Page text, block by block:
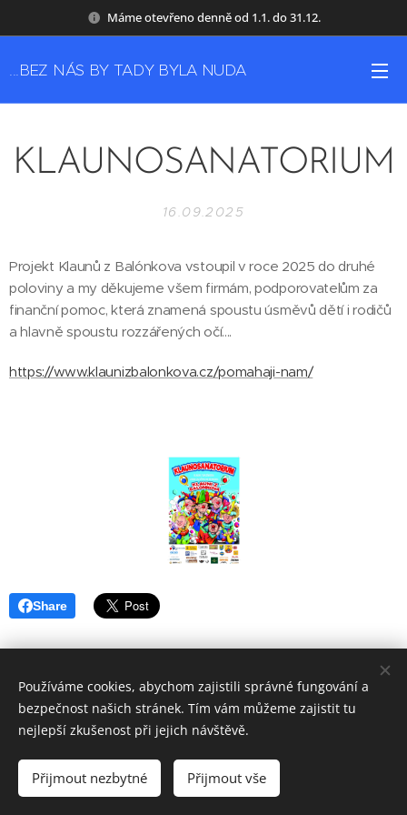
Máme otevřeno denně od 1.1. do 31.12.
...BEZ NÁS BY TADY BYLA NUDA
KLAUNOSANATORIUM
16.09.2025
Projekt Klaunů z Balónkova vstoupil v roce 2025 do druhé
poloviny a my děkujeme všem firmám, podporovatelům za
finanční pomoc, která znamená spoustu úsměvů dětí i rodičů
a hlavně spoustu rozzářených očí....
https://www.klaunizbalonkova.cz/pomahaji-nam/
Share
© 2022 Klauni z Balónkova
Vytvořeno službou Webnode
Používáme cookies, abychom zajistili správné fungování a
bezpečnost našich stránek. Tím vám můžeme zajistit tu
nejlepší zkušenost při jejich návštěvě.
Přijmout nezbytné Přijmout vše